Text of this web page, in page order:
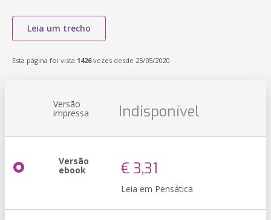
Leia um trecho
Esta página foi vista 1426vezes desde 25/05/2020
Versão
impressa Indisponível
Versão
ebook € 3,31
Leia em Pensática